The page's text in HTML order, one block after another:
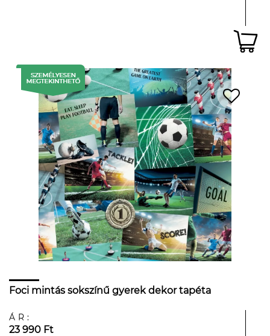
Foci mintás sokszínű gyerek dekor tapéta
ÁR:
23 990 Ft